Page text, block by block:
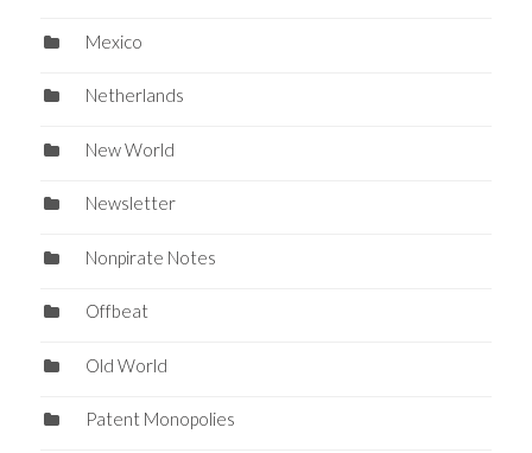
Mexico
Netherlands
New World
Newsletter
Nonpirate Notes
Offbeat
Old World
Patent Monopolies